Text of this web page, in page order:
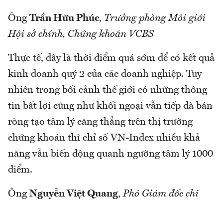
Ông Trần Hữu Phúc, Trưởng phòng Môi giới
Hội sở chính, Chứng khoán VCBS
Thực tế, đây là thời điểm quá sớm để có kết quả
kinh doanh quý 2 của các doanh nghiệp. Tuy
nhiên trong bối cảnh thế giới có những thông
tin bất lợi cũng như khối ngoại vẫn tiếp đà bán
ròng tạo tâm lý căng thẳng trên thị trường
chứng khoán thì chỉ số VN-Index nhiều khả
năng vẫn biến động quanh ngưỡng tâm lý 1000
điểm.
Ông Nguyễn Việt Quang,Phó Giám đốc chi